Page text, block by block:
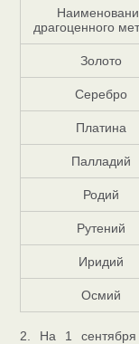
драгоценного
Золото
Серебро
Платина
Палладий
Родий
Рутений
Иридий
Осмий
2. На 1 сентября